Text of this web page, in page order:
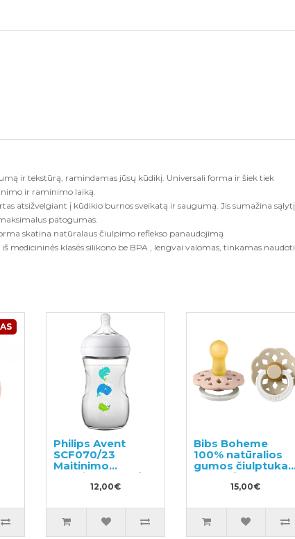
ir tekstūrą, ramindamas jūsų kūdikį. Universali forma ir šiek tiek
ir raminimo laiką.
atsižvelgiant į kūdikio burnos sveikatą ir saugumą. Jis sumažina sąlytį
patogumas.
skatina natūralaus čiulpimo reflekso panaudojimą
medicininės klasės silikono be BPA , lengvai valomas, tinkamas naudoti
Philips Avent
SCF070/23
Maitinimo
buteliukas 1+mėn.,
12,00€
Bibs Boheme
100% natūralios
gumos čiulptukas
6-18 mėn. (2 vnt.).
15,00€